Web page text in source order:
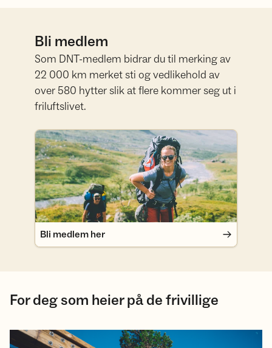
Bli medlem
Som DNT-medlem bidrar du til merking av
22 000 km merket sti og vedlikehold av
over 580 hytter slik at flere kommer seg ut i
friluftslivet.
Bli medlem her
Bli medlem her
For deg som heier på de frivillige